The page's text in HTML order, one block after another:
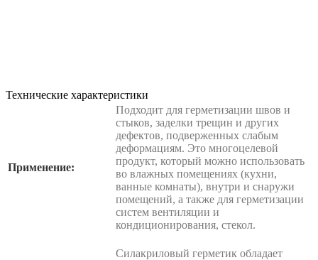
Технические характеристики
Применение:
Подходит для герметизации швов и
стыков, заделки трещин и других
дефектов, подверженных слабым
деформациям. Это многоцелевой
продукт, который можно использовать
во влажных помещениях (кухни,
ванные комнаты), внутри и снаружи
помещений, а также для герметизации
систем вентиляции и
кондиционирования, стекол.
Силакриловый герметик обладает